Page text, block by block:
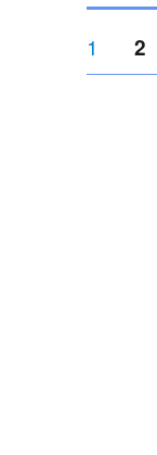
投
ペ
ー
1 ペ
ー
2